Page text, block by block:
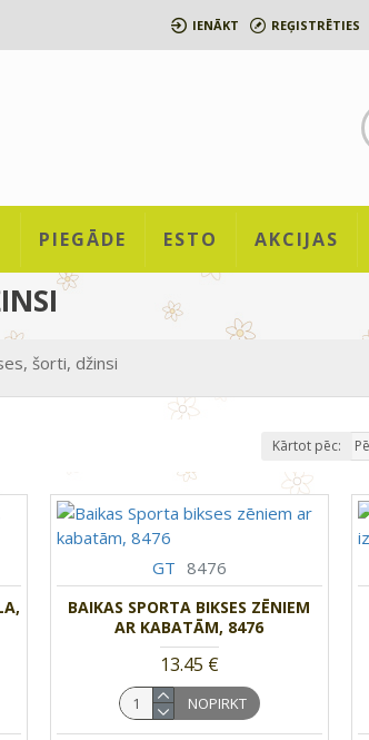
IENĀKT REĢISTRĒTIES
PIEGĀDE ESTO AKCIJAS
šorti, džinsi
Kārtot pēc:
GT 8476
BAIKAS SPORTA BIKSES ZĒNIEM
AR KABATĀM, 8476
13.45 €
NOPIRKT